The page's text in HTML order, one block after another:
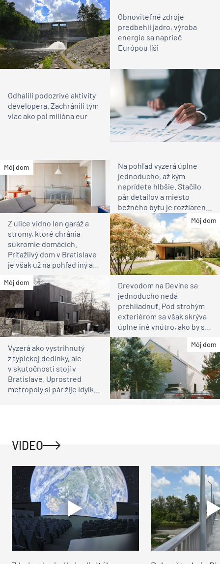
Obnoviteľné zdroje
predbehli jadro, výroba
energie sa naprieč
Európou líši
Odhalili podozrivé aktivity
developera. Zachránili tým
viac ako pol milióna eur
Môj dom
Na pohľad vyzerá úplne
jednoducho, až kým
neprídete hlbšie. Stačilo
pár detailov a miesto
bežného bytu je rozžiarené
bývanie pre rodinu
Môj dom
Z ulice vidno len garáž a
stromy, ktoré chránia
súkromie domácich.
Príťažlivý dom v Bratislave
je však už na pohľad iný ako
susedia
Môj dom
Drevodom na Devíne sa
jednoducho nedá
prehliadnuť. Pod strohým
exteriérom sa však skrýva
úplne iné vnútro, ako by ste
čakali
Môj dom
Vyzerá ako vystrihnutý
z typickej dedinky, ale
v skutočnosti stojí v
Bratislave. Uprostred
metropoly si pár žije idylku
VIDEO